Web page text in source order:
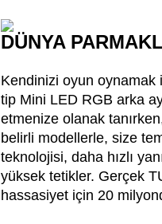
DÜNYA
Kendinizi oyun oynamak
tip Mini LED RGB arka
etmenize olanak
belirli modellerle, size
teknolojisi, daha hızlı
yüksek tetikler. Gerçek
hassasiyet için 20